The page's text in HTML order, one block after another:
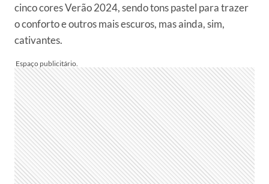
cinco cores Verão 2024, sendo tons pastel para trazer
o conforto e outros mais escuros, mas ainda, sim,
cativantes.